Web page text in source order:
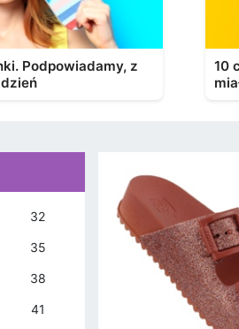
Podpowiadamy, z
10
32
35
38
41